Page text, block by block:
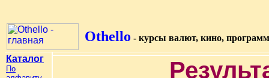
Othello - курсы валют, кино,
Каталог
По